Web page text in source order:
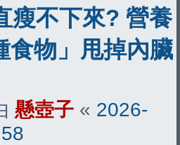
瘦不下來? 營養
食物」甩掉內臟
懸壺子 « 2026-